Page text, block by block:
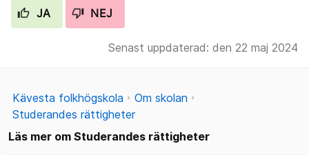
JA NEJ
Senast uppdaterad: den 22 maj 2024
Kävesta folkhögskola
Om skolan
Studerandes rättigheter
Läs mer om Studerandes rättigheter